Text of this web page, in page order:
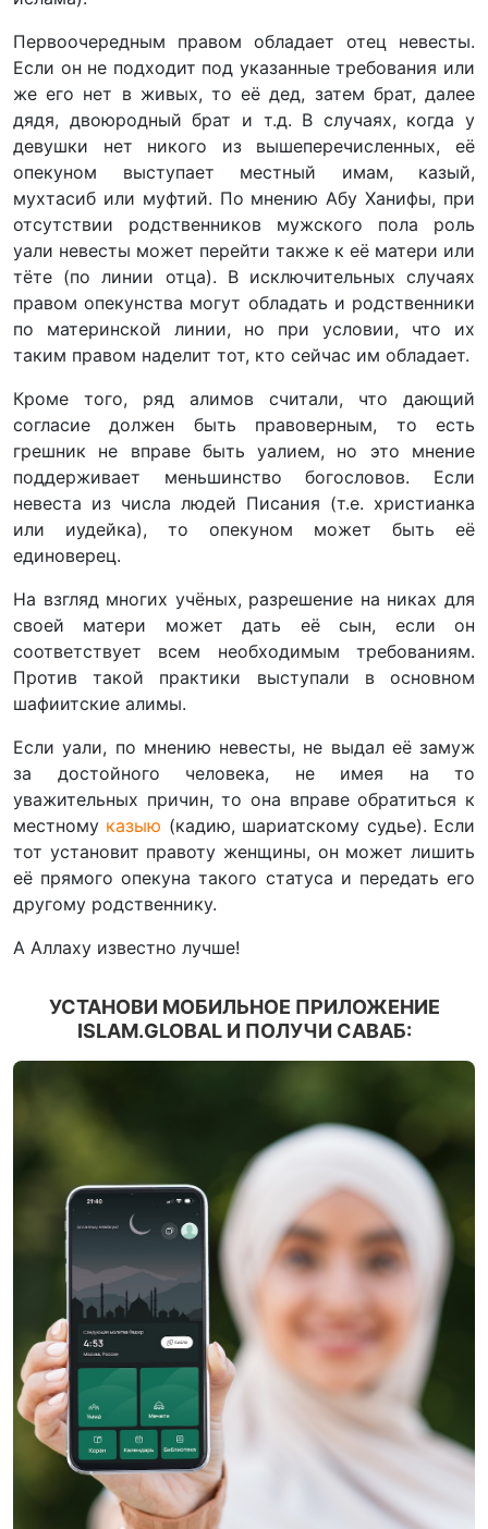
Первоочередным правом обладает отец невесты.
Если он не подходит под указанные требования или
же его нет в живых, то её дед, затем брат, далее
дядя, двоюродный брат и т.д. В случаях, когда у
девушки нет никого из вышеперечисленных, её
опекуном выступает местный имам, казый,
мухтасиб или муфтий. По мнению Абу Ханифы, при
отсутствии родственников мужского пола роль
уали невесты может перейти также к её матери или
тёте (по линии отца). В исключительных случаях
правом опекунства могут обладать и родственники
по материнской линии, но при условии, что их
таким правом наделит тот, кто сейчас им обладает.
Кроме того, ряд алимов считали, что дающий
согласие должен быть правоверным, то есть
грешник не вправе быть уалием, но это мнение
поддерживает меньшинство богословов. Если
невеста из числа людей Писания (т.е. христианка
или иудейка), то опекуном может быть её
единоверец.
На взгляд многих учёных, разрешение на никах для
своей матери может дать её сын, если он
соответствует всем необходимым требованиям.
Против такой практики выступали в основном
шафиитские алимы.
Если уали, по мнению невесты, не выдал её замуж
за достойного человека, не имея на то
уважительных причин, то она вправе обратиться к
местному казыю (кадию, шариатскому судье). Если
тот установит правоту женщины, он может лишить
её прямого опекуна такого статуса и передать его
другому родственнику.
А Аллаху известно лучше!
УСТАНОВИ МОБИЛЬНОЕ ПРИЛОЖЕНИЕ
ISLAM.GLOBAL И ПОЛУЧИ САВАБ: